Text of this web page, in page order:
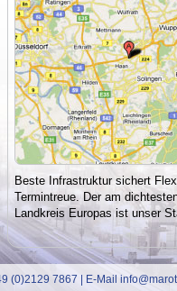
Beste Infrastruktur sichert
Termintreue. Der am
Landkreis Europas ist unser
(0)2129 7867 | E-Mail